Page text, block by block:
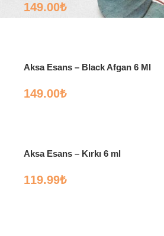
149.00₺
Aksa Esans – Black Afgan 6 Ml
149.00₺
Aksa Esans – Kırkı 6 ml
119.99₺